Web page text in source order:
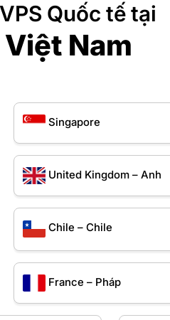
Quốc tế tại
Việt Nam
Singapore
United Kingdom – Anh
Chile – Chile
France – Pháp